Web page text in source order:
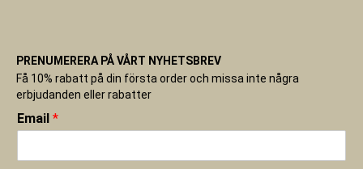
PRENUMERERA PÅ VÅRT NYHETSBREV
Få 10% rabatt på din första order och missa inte några
erbjudanden eller rabatter
Email *